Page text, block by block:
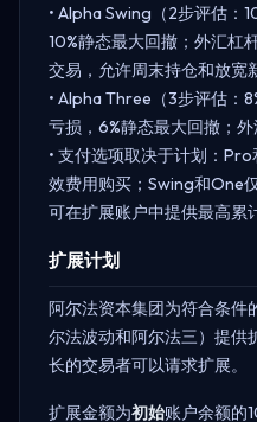
• Alpha Swing（2步评估：
10%静态最大回撤；外汇杠
交易，允许周末持仓和放宽
• Alpha Three（3步评估：
亏损，6%静态最大回撤；外
• 支付选项取决于计划：
效费用购买；Swing和One
可在扩展账户中提供最高
扩展计划
阿尔法资本集团为符合条件
尔法波动和阿尔法三）提供
长的交易者可以请求扩展。
扩展金额为初始账户余额的